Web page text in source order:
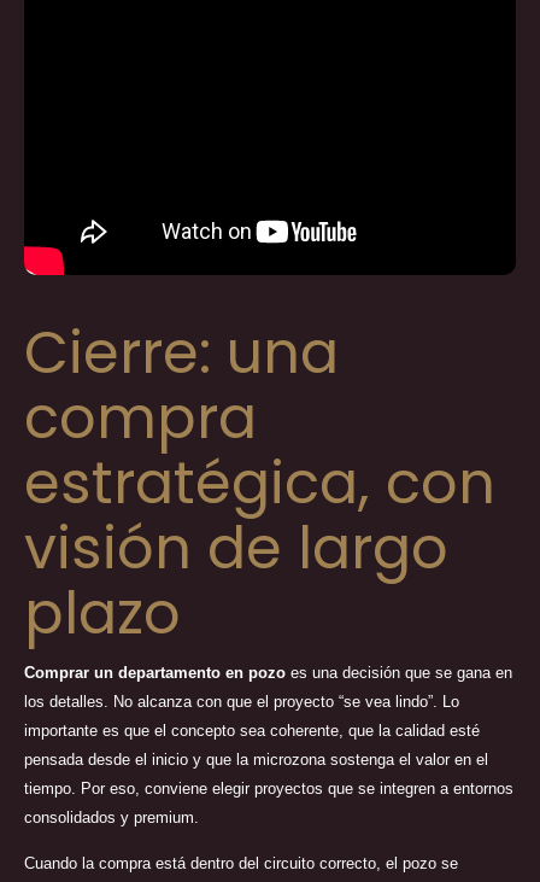
Cierre: una
compra
estratégica, con
visión de largo
plazo
Comprar un departamento en pozo es una decisión que se gana en
los detalles. No alcanza con que el proyecto “se vea lindo”. Lo
importante es que el concepto sea coherente, que la calidad esté
pensada desde el inicio y que la microzona sostenga el valor en el
tiempo. Por eso, conviene elegir proyectos que se integren a entornos
consolidados y premium.
Cuando la compra está dentro del circuito correcto, el pozo se